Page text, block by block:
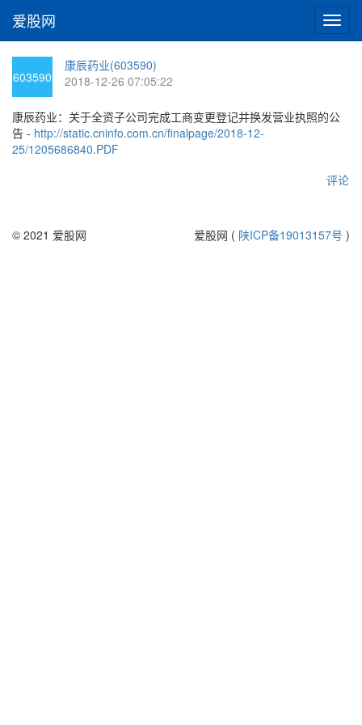
切
换
爱股网
603590
康辰药业(603590)
2018-12-26 07:05:22
康辰药业：关于全资子公司完成工商变更登记并换发营业执照的公
告 - http://static.cninfo.com.cn/finalpage/2018-12-
25/1205686840.PDF
评论
© 2021 爱股网 爱股网 ( 陕ICP备19013157号 )